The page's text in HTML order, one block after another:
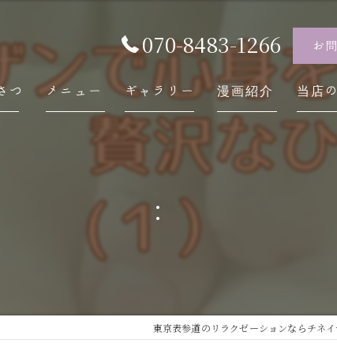
070-8483-1266 お
つ メニュー ギャラリー 漫画紹介 当店
チ
:
東京表参道のリラクゼーションならチネ